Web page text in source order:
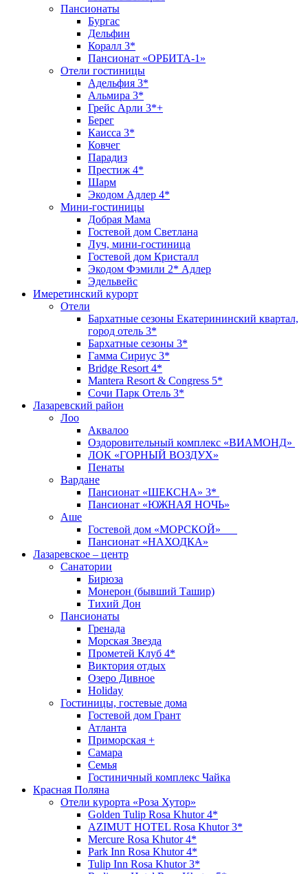
Пансионаты
Бургас
Дельфин
Коралл 3*
Пансионат «ОРБИТА-1»
Отели гостиницы
Адельфия 3*
Альмира 3*
Грейс Арли 3*+
Берег
Каисса 3*
Ковчег
Парадиз
Престиж 4*
Шарм
Экодом Адлер 4*
Мини-гостиницы
Добрая Мама
Гостевой дом Светлана
Луч, мини-гостиница
Гостевой дом Кристалл
Экодом Фэмили 2* Адлер
Эдельвейс
Имеретинский курорт
Отели
Бархатные сезоны Екатерининский квартал,
город отель 3*
Бархатные сезоны 3*
Гамма Сириус 3*
Bridge Resort 4*
Mantera Resort & Congress 5*
Сочи Парк Отель 3*
Лазаревский район
Лоо
Аквалоо
Оздоровительный комплекс «ВИАМОНД»
ЛОК «ГОРНЫЙ ВОЗДУХ»
Пенаты
Вардане
Пансионат «ШЕКСНА» 3*
Пансионат «ЮЖНАЯ НОЧЬ»
Аше
Гостевой дом «МОРСКОЙ»
Пансионат «НАХОДКА»
Лазаревское – центр
Санатории
Бирюза
Монерон (бывший Ташир)
Тихий Дон
Пансионаты
Гренада
Морская Звезда
Прометей Клуб 4*
Виктория отдых
Озеро Дивное
Holiday
Гостиницы, гостевые дома
Гостевой дом Грант
Атланта
Приморская +
Самара
Семья
Гостиничный комплекс Чайка
Красная Поляна
Отели курорта «Роза Хутор»
Golden Tulip Rosa Khutor 4*
AZIMUT HOTEL Rosa Khutor 3*
Mercure Rosa Khutor 4*
Park Inn Rosa Khutor 4*
Tulip Inn Rosa Khutor 3*